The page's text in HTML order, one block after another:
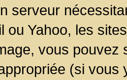
serveur
ou Yahoo, les
vous pouvez
(si vous